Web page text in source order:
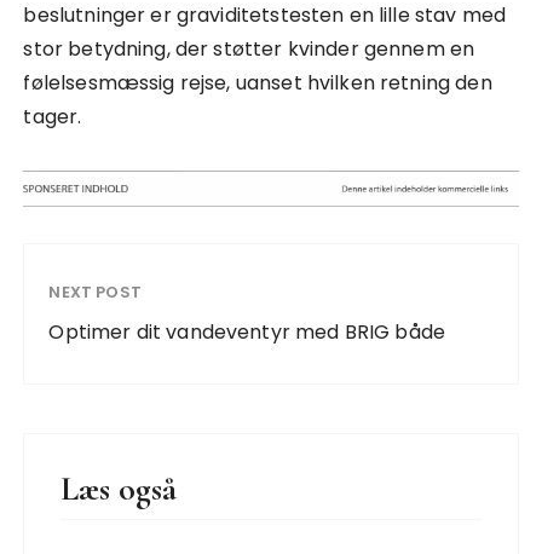
beslutninger er graviditetstesten en lille stav med
stor betydning, der støtter kvinder gennem en
følelsesmæssig rejse, uanset hvilken retning den
tager.
NEXT POST
Optimer dit vandeventyr med BRIG både
Læs også